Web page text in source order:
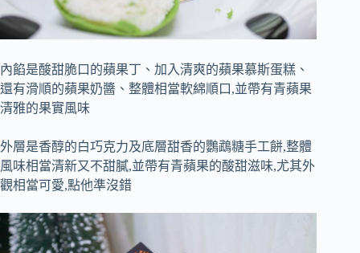
內餡是酸甜脆口的蘋果丁、加入清爽的蘋果慕斯蛋糕、
還有滑順的蘋果奶醬、整體相當軟綿順口,並帶有青蘋果
清雅的果實風味
外層是香醇的白巧克力及底層甜香的鸚鵡糖手工餅,整體
風味相當清新又不甜膩,並帶有青蘋果的酸甜滋味,尤其外
觀相當可愛,點他準沒錯